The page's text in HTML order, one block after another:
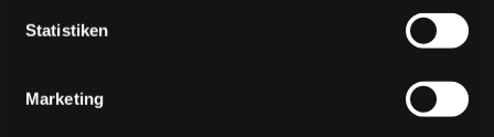
Statistiken
Marketing